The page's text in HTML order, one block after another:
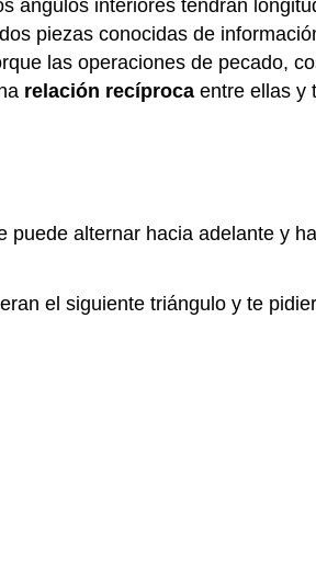
ángulos interiores tendrán
piezas conocidas de
las operaciones de pecado,
relación recíproca entre ellas y
alternar hacia adelante y
el siguiente triángulo y te